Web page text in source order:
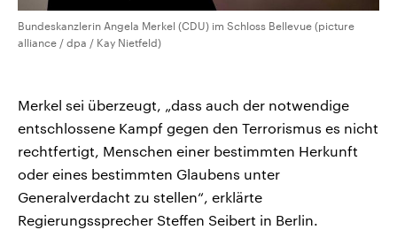
Bundeskanzlerin Angela Merkel (CDU) im Schloss Bellevue (picture
alliance / dpa / Kay Nietfeld)
Merkel sei überzeugt, „dass auch der notwendige
entschlossene Kampf gegen den Terrorismus es nicht
rechtfertigt, Menschen einer bestimmten Herkunft
oder eines bestimmten Glaubens unter
Generalverdacht zu stellen“, erklärte
Regierungssprecher Steffen Seibert in Berlin.